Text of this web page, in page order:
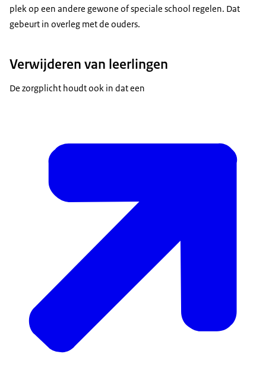
plek op een andere gewone of speciale school regelen. Dat
gebeurt in overleg met de ouders.
Verwijderen van leerlingen
De zorgplicht houdt ook in dat een